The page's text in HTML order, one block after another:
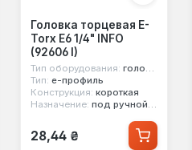
Головка торцевая E-
Torx E6 1/4" INFO
(92606 I)
Тип оборудования: головка стандартная
Тип: е-профиль
Конструкция: короткая
Назначение: под ручной инструмент
Обычная цена:
28,44 ₴